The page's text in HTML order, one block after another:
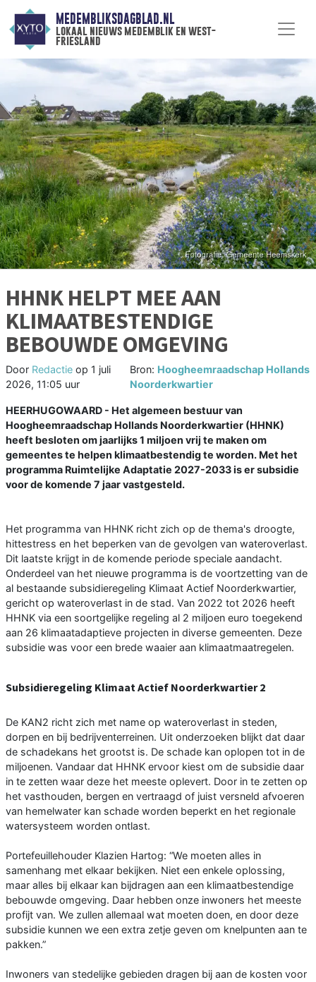
MEDEMBLIKSDAGBLAD.NL
lokaal nieuws medemblik en west-
friesland
HHNK HELPT MEE AAN
KLIMAATBESTENDIGE
BEBOUWDE OMGEVING
Door Redactie op 1 juli
2026, 11:05 uur
Bron: Hoogheemraadschap Hollands
Noorderkwartier
HEERHUGOWAARD - Het algemeen bestuur van
Hoogheemraadschap Hollands Noorderkwartier (HHNK)
heeft besloten om jaarlijks 1 miljoen vrij te maken om
gemeentes te helpen klimaatbestendig te worden. Met het
programma Ruimtelijke Adaptatie 2027-2033 is er subsidie
voor de komende 7 jaar vastgesteld.
Het programma van HHNK richt zich op de thema's droogte,
hittestress en het beperken van de gevolgen van wateroverlast.
Dit laatste krijgt in de komende periode speciale aandacht.
Onderdeel van het nieuwe programma is de voortzetting van de
al bestaande subsidieregeling Klimaat Actief Noorderkwartier,
gericht op wateroverlast in de stad. Van 2022 tot 2026 heeft
HHNK via een soortgelijke regeling al 2 miljoen euro toegekend
aan 26 klimaatadaptieve projecten in diverse gemeenten. Deze
subsidie was voor een brede waaier aan klimaatmaatregelen.
Subsidieregeling Klimaat Actief Noorderkwartier 2
De KAN2 richt zich met name op wateroverlast in steden,
dorpen en bij bedrijventerreinen. Uit onderzoeken blijkt dat daar
de schadekans het grootst is. De schade kan oplopen tot in de
miljoenen. Vandaar dat HHNK ervoor kiest om de subsidie daar
in te zetten waar deze het meeste oplevert. Door in te zetten op
het vasthouden, bergen en vertraagd of juist versneld afvoeren
van hemelwater kan schade worden beperkt en het regionale
watersysteem worden ontlast.
Portefeuillehouder Klazien Hartog: “We moeten alles in
samenhang met elkaar bekijken. Niet een enkele oplossing,
maar alles bij elkaar kan bijdragen aan een klimaatbestendige
bebouwde omgeving. Daar hebben onze inwoners het meeste
profijt van. We zullen allemaal wat moeten doen, en door deze
subsidie kunnen we een extra zetje geven om knelpunten aan te
pakken.”
Inwoners van stedelijke gebieden dragen bij aan de kosten voor